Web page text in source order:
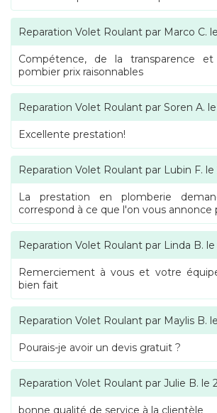
Reparation Volet Roulant par Marco C. le
Compétence, de la transparence
pombier prix raisonnables
Reparation Volet Roulant par Soren A. le
Excellente prestation!
Reparation Volet Roulant par Lubin F. le
La prestation en plomberie
correspond à ce que l'on vous annonce
Reparation Volet Roulant par Linda B. le
Remerciement à vous et votre
bien fait
Reparation Volet Roulant par Maylis B. le
Pourais-je avoir un devis gratuit ?
Reparation Volet Roulant par Julie B. le
bonne qualité de service à la clientèle